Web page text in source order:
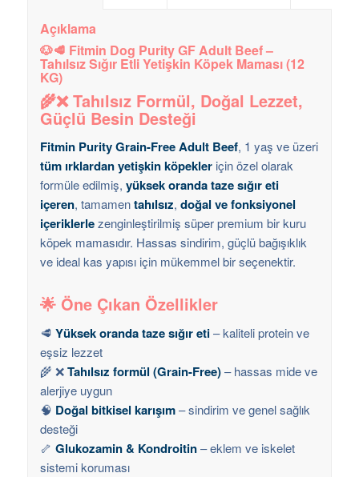
Açıklama
🐶🥩 Fitmin Dog Purity GF Adult Beef –
Tahılsız Sığır Etli Yetişkin Köpek Maması (12
KG)
🌾❌ Tahılsız Formül, Doğal Lezzet,
Güçlü Besin Desteği
Fitmin Purity Grain-Free Adult Beef, 1 yaş ve üzeri
tüm ırklardan yetişkin köpekleriçin özel olarak
formüle edilmiş, yüksek oranda taze sığır eti
içeren, tamamentahılsız, doğal ve fonksiyonel
içeriklerlezenginleştirilmiş süper premium bir kuru
köpek mamasıdır. Hassas sindirim, güçlü bağışıklık
ve ideal kas yapısı için mükemmel bir seçenektir.
🌟 Öne Çıkan Özellikler
🥩 Yüksek oranda taze sığır eti– kaliteli protein ve
eşsiz lezzet
🌾 ❌Tahılsız formül (Grain-Free)– hassas mide ve
alerjiye uygun
🧠 Doğal bitkisel karışım– sindirim ve genel sağlık
desteği
🦴 Glukozamin & Kondroitin– eklem ve iskelet
sistemi koruması